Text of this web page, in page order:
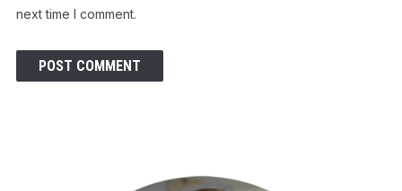
next time I comment.